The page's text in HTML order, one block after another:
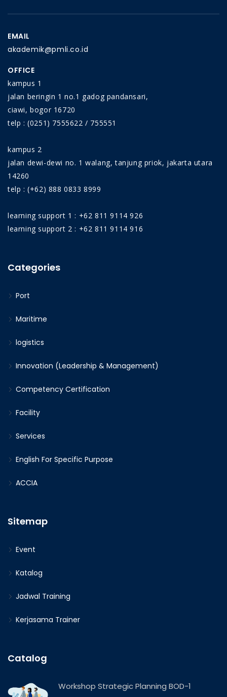
EMAIL
akademik@pmli.co.id
OFFICE
kampus 1
jalan beringin 1 no.1 gadog pandansari,
ciawi, bogor 16720
telp : (0251) 7555622 / 755551
kampus 2
jalan dewi-dewi no. 1 walang, tanjung priok, jakarta utara
14260
telp : (+62) 888 0833 8999
learning support 1 : +62 811 9114 926
learning support 2 : +62 811 9114 916
Categories
Port
Maritime
logistics
Innovation (Leadership & Management)
Competency Certification
Facility
Services
English For Specific Purpose
ACCIA
Sitemap
Event
Katalog
Jadwal Training
Kerjasama Trainer
Catalog
Workshop Strategic Planning BOD-1